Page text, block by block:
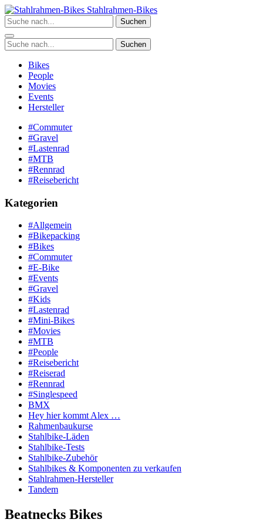
Zum
Inhalt
springen
Stahlrahmen-Bikes
Suchen
Suchen
Bikes
People
Movies
Events
Hersteller
#Commuter
#Gravel
#Lastenrad
#MTB
#Rennrad
#Reisebericht
Kategorien
#Allgemein
#Bikepacking
#Bikes
#Commuter
#E-Bike
#Events
#Gravel
#Kids
#Lastenrad
#Mini-Bikes
#Movies
#MTB
#People
#Reisebericht
#Reiserad
#Rennrad
#Singlespeed
BMX
Hey hier kommt Alex …
Rahmenbaukurse
Stahlbike-Läden
Stahlbike-Tests
Stahlbike-Zubehör
Stahlbikes & Komponenten zu verkaufen
Stahlrahmen-Hersteller
Tandem
Beatnecks Bikes